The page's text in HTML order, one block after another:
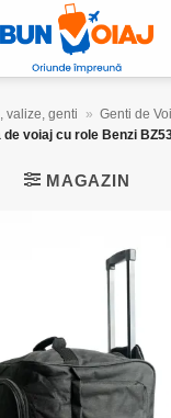
valize, genti » Genti de
de voiaj cu role Benzi
MAGAZIN